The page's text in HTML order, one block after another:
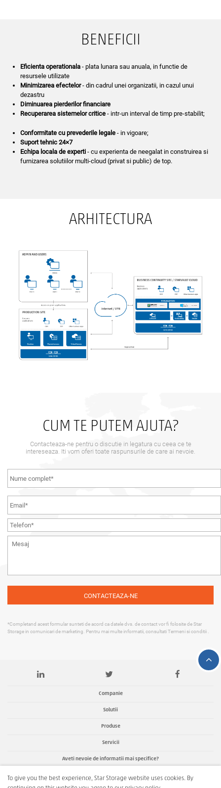
BENEFICII
Eficienta operationala- plata lunara sau anuala, in functie de
resursele utilizate
Minimizarea efectelor- din cadrul unei organizatii, in cazul unui
dezastru
Diminuarea pierderilor financiare
Recuperarea sistemelor critice- intr-un interval de timp pre-stabilit;
Conformitate cu prevederile legale- in vigoare;
Suport tehnic 24×7
Echipa locala de experti- cu experienta de neegalat in construirea si
furnizarea solutiilor multi-cloud (privat si public) de top.
ARHITECTURA
CUM TE PUTEM AJUTA?
Contacteaza-ne pentru o discutie in legatura cu ceea ce te
intereseaza. Iti vom oferi toate raspunsurile de care ai nevoie.
*Completand acest formular sunteti de acord ca datele dvs. de contact vor fi folosite de Star
Storage in comunicari de marketing. Pentru mai multe informatii, consultatiTermeni si conditii .
To give you the best experience, Star Storage website uses cookies. By
Companie
Solutii
Produse
Servicii
Aveti nevoie de informatii mai specifice?
Termeni si conditii Declaratia de protectie a datelor personale